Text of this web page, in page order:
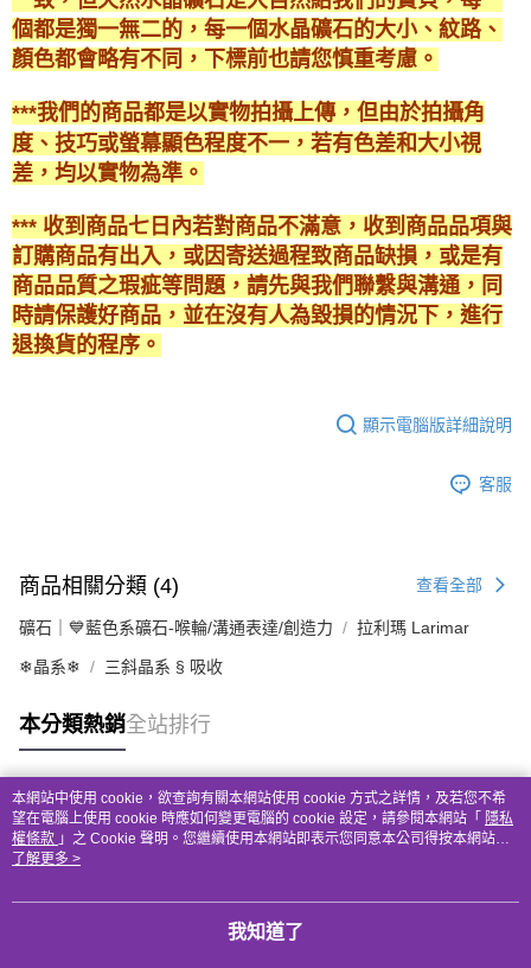
個都是獨一無二的，每一個水晶礦石的大小、紋路、
顏色都會略有不同，下標前也請您慎重考慮。
***我們的商品都是以實物拍攝上傳，但由於拍攝角
度、技巧或螢幕顯色程度不一，若有色差和大小視
差，均以實物為準。
*** 收到商品七日內若對商品不滿意，收到商品品項與
訂購商品有出入，或因寄送過程致商品缺損，或是有
商品品質之瑕疵等問題，請先與我們聯繫與溝通，同
時請保護好商品，並在沒有人為毀損的情況下，進行
退換貨的程序。
顯示電腦版詳細說明
客服
商品相關分類 (4) 查看全部
礦石｜💙藍色系礦石-喉輪/溝通表達/創造力 拉利瑪 Larimar
❄晶系❄ 三斜晶系 § 吸收
本分類熱銷全站排行
熱門標籤
本網站中使用 cookie，欲查詢有關本網站使用 cookie 方式之詳情，及若您不希
望在電腦上使用 cookie 時應如何變更電腦的 cookie 設定，請參閱本網站「 隱私
權條款 」之 Cookie 聲明。您繼續使用本網站即表示您同意本公司得按本網站使
用條款之 Cookie 聲明使用 cookie。
了解更多 >
我知道了